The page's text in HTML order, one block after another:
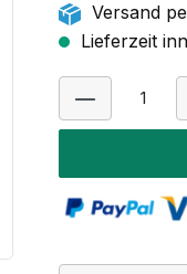
Versand
Lieferzeit